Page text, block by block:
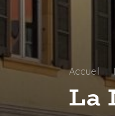
Accueil
La